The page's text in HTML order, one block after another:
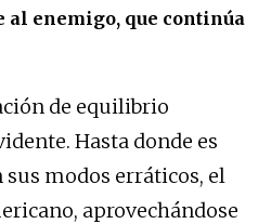
al enemigo, que continúa
de equilibrio
Hasta donde es
sus modos erráticos, el
aprovechándose